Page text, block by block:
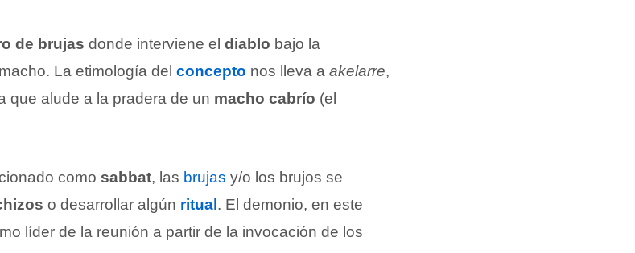
de brujas donde interviene el diablo bajo la
La etimología del concepto nos lleva a akelarre,
que alude a la pradera de un macho cabrío (el
como sabbat, las brujas y/o los brujos se
o desarrollar algún ritual . El demonio, en este
líder de la reunión a partir de la invocación de los